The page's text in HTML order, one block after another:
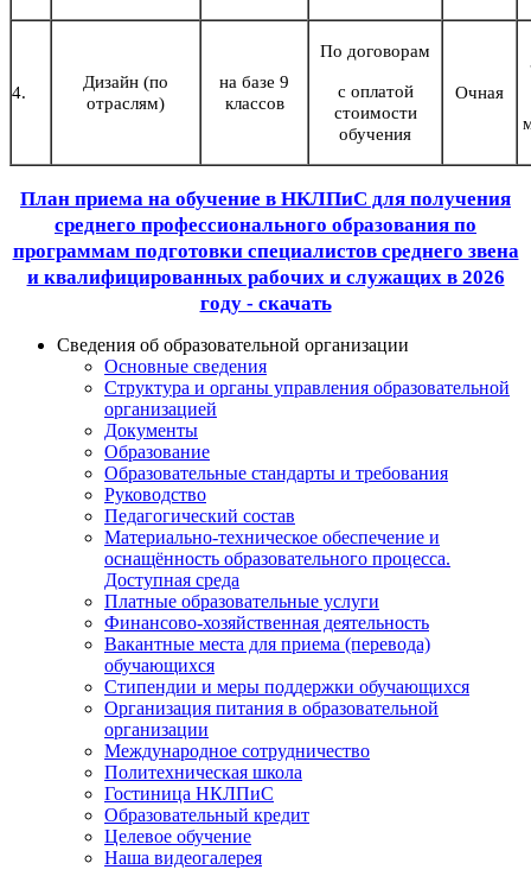
4.
Дизайн (по
отраслям)
на базе 9
классов
По договорам
с оплатой
стоимости
обучения
Очная
План приема на обучение в НКЛПиС для получения
среднего профессионального образования по
программам подготовки специалистов среднего звена
и квалифицированных рабочих и служащих в 2026
году - скачать
Сведения об образовательной организации
Основные сведения
Структура и органы управления образовательной
организацией
Документы
Образование
Образовательные стандарты и требования
Руководство
Педагогический состав
Материально-техническое обеспечение и
оснащённость образовательного процесса.
Доступная среда
Платные образовательные услуги
Финансово-хозяйственная деятельность
Вакантные места для приема (перевода)
обучающихся
Стипендии и меры поддержки обучающихся
Организация питания в образовательной
организации
Международное сотрудничество
Политехническая школа
Гостиница НКЛПиС
Образовательный кредит
Целевое обучение
Наша видеогалерея